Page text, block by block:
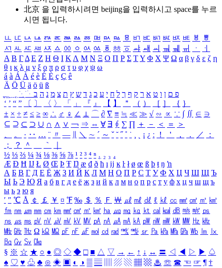
北京 을 입력하시려면 beijing을 입력하시고 space를 누르
시면 됩니다.
ㅥ ㅦ ㅧ ㅨ ㅩ ㅪ ㅫ ㅬ ㅭ ㅮ ㅯ ㅰ ㅱ ㅲ ㅳ ㅴ ㅵ ㅶ ㅷ ㅸ
ㅹ
ㅺ ㅻ ㅼ ㅽ ㅾ ㅿ ㆀ ㆁ ㆂ ㆃ ㆄ ㆅ ㆆ ㆇ ㆈ ㆉ ㆊ ㆋ ㆌ ㆍ
ㆎ
Α Β ΓΔ Ε Ζ Η Θ Ι ΚΛ Μ Ν Ξ Ο Π Ρ Σ ΤΥ Φ Χ Ψ Ω α β γ δ ε ζ η
θ ι κ λ μ ν ξ ο π ρ σ τ υ φ χ ψ ω
á à Á À é è É È ç Ç ê
Ä Ö Ü ä ö ü ß
ִֶֹ ֻּ ׁׂ פ ם ן ו ט א ר ק ף ך ל ח י ע כ ג ד ש ץ ת צ מ נ ה ב
‘ ’ “ ” 〔 〕 〈 〉 「 」 『 』 【 】 ＂ （ ） ［ ］ ｛ ｝
± × ÷ ≠ ≤ ≥ ∞ ∴ ♂ ♀ ∠ ⊥ ⌒ ∂ ∇ ≡ ≒ ≪ ≫ √ ∽ ∝ ∵ ∫ ∬ ∈ ∋
⊆ ⊇ ⊂ ⊃ ∪ ∩ ∧ ∨ ￢ ⇒ ⇔ ∀ ∃ ∮ ∑ ∏ ＋ － ＜ ＝
＞
、
。 · ‥ … ¨ 〃 ― ＼ ∼ ´ ～ ˇ ˘ ˝ ˚ ˙ ¸ ¡ ¿ ː ！ ＇ ， ． ／
：
；
？ ＾ ｀
½ ⅓ ⅔ ¼ ¾ ⅛ ⅜ ⅝ ⅞ ¹ ² ³ ⁴ ⁿ ₁ ₂ ₃ ₄
Æ Ð Ħ Ĳ Ł Ø Œ Þ Ŧ Ŋ æ đ ð ħ ı ĳ ĸ ŀ ł ø œ ß þ ŧ ŋ ŉ
А Б В Г Д Е Ё Ж З И Й К Л М Н О П Р С Т У Ф Х Ц Ч Ш Щ Ъ
Ы Ь Э Ю Я а б в г д е ё ж з и й к л м н о п р с т у ф х ц ч ш щ ъ
ы ь э ю я
′ ″ ℃ Å ￠ ￡ ￥ ¤ ℉ ‰ ＄ ％ Ｆ ￦ ㎕ ㎖ ㎗ ℓ ㎘ ㏄ ㎣ ㎤ ㎥ ㎦
㎙ ㎚ ㎛ ㎜ ㎝ ㎞ ㎟ ㎠ ㎡ ㎢ ㏊ ㎍ ㎎ ㎏ ㏏ ㎈ ㎉ ㏈ ㎧ ㎨ ㎰
㎱ ㎲ ㎳ ㎴ ㎵ ㎶ ㎷ ㎸ ㎹ ㎀ ㎁ ㎂ ㎃ ㎄ ㎺ ㎻ ㎽ ㎾ ㎿ ㎐ ㎑
㎒ ㎓ ㎔ Ω ㏀ ㏁ ㎊ ㎋ ㎌ ㏖ ㏅ ㎭ ㎮ ㎯ ㏛ ㎩ ㎪ ㎫ ㎬ ㏝ ㏐
㏓
㏃ ㏉ ㏜ ㏆
§ ※ ☆ ★ ○ ● ◎ ◇ ◆ □ ■ △ ▽ → ← ↑ ↓ ↔ 〓 ◁ ◀ ▷ ▶ ♤
♠ ♡ ♥ ♧ ♣ ⊙ ◈ ▣ ◐ ◑ ▒ ▤ ▨ ▧ ▦ ▩ ♨ ☏ ☎ ☜ ☞ ¶ †